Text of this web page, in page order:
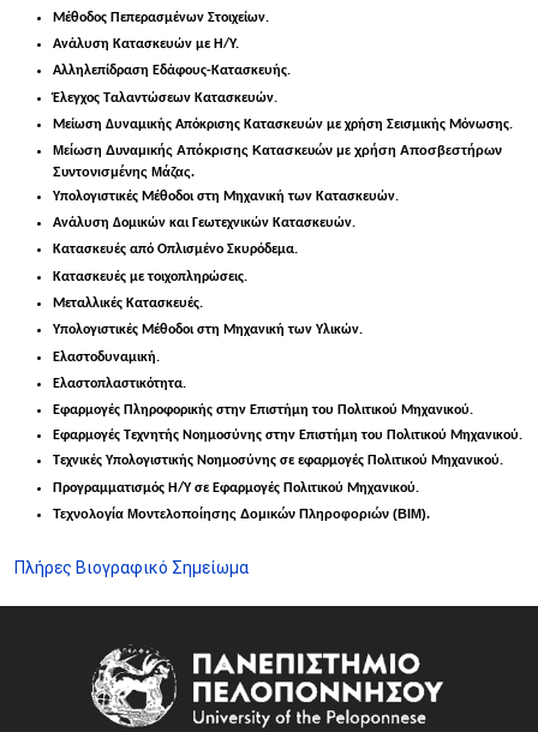
Μέθοδος Πεπερασμένων Στοιχείων.
Ανάλυση Κατασκευών με Η/Υ.
Αλληλεπίδραση Εδάφους-Κατασκευής.
Έλεγχος Ταλαντώσεων Κατασκευών.
Μείωση Δυναμικής Απόκρισης Κατασκευών με χρήση Σεισμικής Μόνωσης.
Μείωση Δυναμικής Απόκρισης Κατασκευών με χρήση Αποσβεστήρων
Συντονισμένης Μάζας.
Υπολογιστικές Μέθοδοι στη Μηχανική των Κατασκευών.
Ανάλυση Δομικών και Γεωτεχνικών Κατασκευών.
Κατασκευές από Οπλισμένο Σκυρόδεμα.
Κατασκευές με τοιχοπληρώσεις.
Μεταλλικές Κατασκευές.
Υπολογιστικές Μέθοδοι στη Μηχανική των Υλικών.
Ελαστοδυναμική.
Ελαστοπλαστικότητα.
Εφαρμογές Πληροφορικής στην Επιστήμη του Πολιτικού Μηχανικού.
Εφαρμογές Τεχνητής Νοημοσύνης στην Επιστήμη του Πολιτικού Μηχανικού.
Τεχνικές Υπολογιστικής Νοημοσύνης σε εφαρμογές Πολιτικού Μηχανικού.
Προγραμματισμός Η/Υ σε Εφαρμογές Πολιτικού Μηχανικού.
Τεχνολογία Μοντελοποίησης Δομικών Πληροφοριών (BIM).
Πλήρες Βιογραφικό Σημείωμα